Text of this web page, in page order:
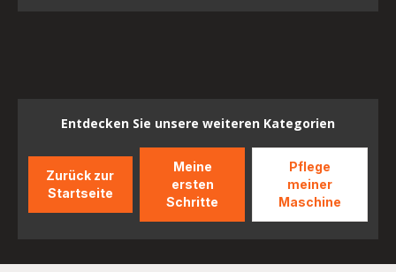
Entdecken Sie unsere weiteren Kategorien
Pflege
meiner
Maschine
Meine
ersten
Schritte
Zurück zur
Startseite